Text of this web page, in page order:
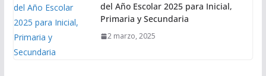
del Año Escolar 2025 para Inicial,
Primaria y Secundaria
2 marzo, 2025